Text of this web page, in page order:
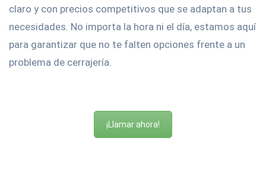
claro y con precios competitivos que se adaptan a tus
necesidades. No importa la hora ni el día, estamos aquí
para garantizar que no te falten opciones frente a un
problema de cerrajería.
¡Llamar ahora!